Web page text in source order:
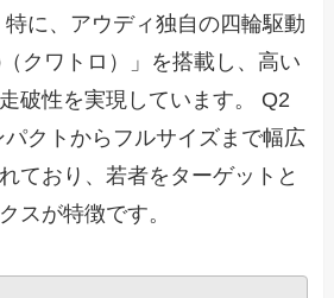
特に、アウディ独自の四輪駆動
クワトロ）」を搭載し、高い
破性を実現しています。 Q2
クトからフルサイズまで幅広
ており、若者をターゲットと
スが特徴です。